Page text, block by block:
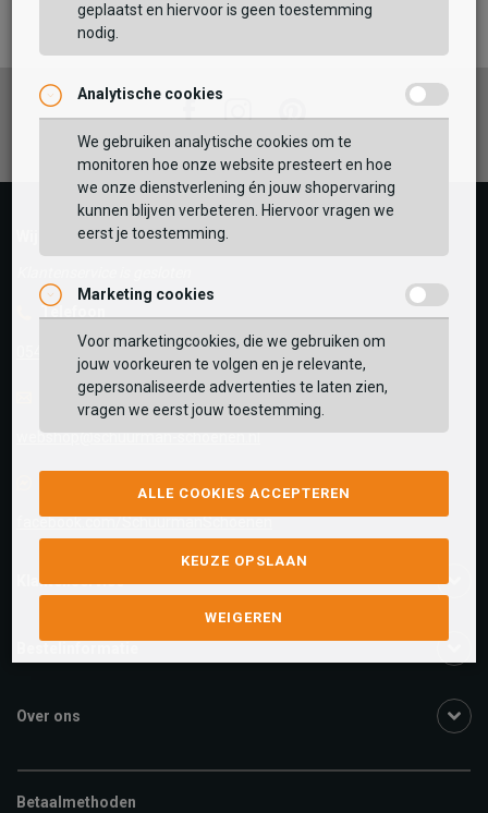
TOEVOEGEN AAN WINKELTAS
GEBRUIK MIJN LOCATIE
Zoek op postcode of gebruik jouw locatie om de
voorraad in een van onze winkels te bekijken.
BEKIJK WINKELTAS
VERDER WINKELEN
Vaak samen gekocht met
Wij helpen je graag!
Telefoon
0545-280081
E-mail Antwoord binnen 24 uur
webshop@schuurman-schoenen.nl
facebook.com/SchuurmanSchoenen
Klantenservice
Over ons
Betaalmethoden
geplaatst en hiervoor is geen toestemming
nodig.
Analytische cookies
We gebruiken analytische cookies om te
monitoren hoe onze website presteert en hoe
we onze dienstverlening én jouw shopervaring
kunnen blijven verbeteren. Hiervoor vragen we
eerst je toestemming.
Marketing cookies
Voor marketingcookies, die we gebruiken om
jouw voorkeuren te volgen en je relevante,
gepersonaliseerde advertenties te laten zien,
vragen we eerst jouw toestemming.
ALLE COOKIES ACCEPTEREN
KEUZE OPSLAAN
WEIGEREN